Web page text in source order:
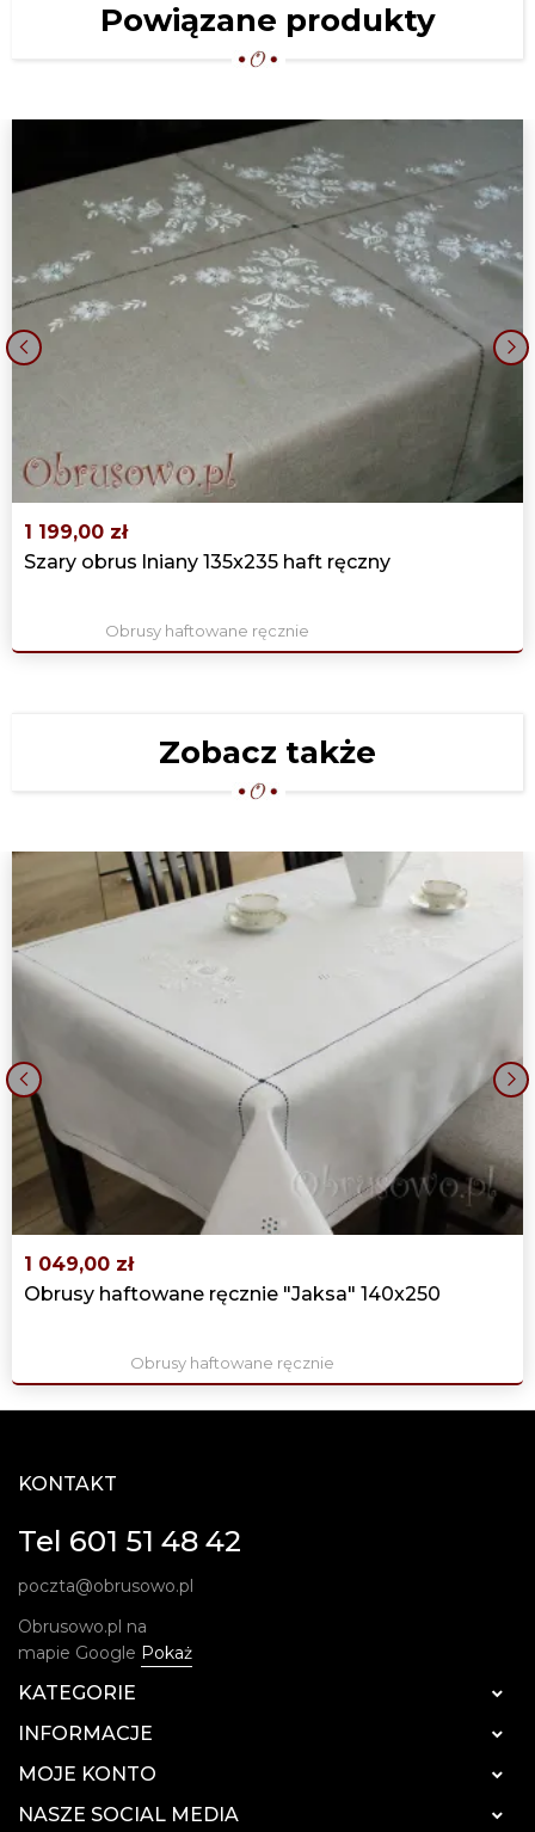
Powiązane produkty
1 199,00 zł
Szary obrus lniany 135x235 haft ręczny
Obrusy haftowane ręcznie
Zobacz także
1 049,00 zł
Obrusy haftowane ręcznie "Jaksa" 140x250
Obrusy haftowane ręcznie
‹
KONTAKT
Tel 601 51 48 42
poczta@obrusowo.pl
Obrusowo.pl na
mapie Google Pokaż
KATEGORIE 
INFORMACJE 
MOJE KONTO 
NASZE SOCIAL MEDIA 